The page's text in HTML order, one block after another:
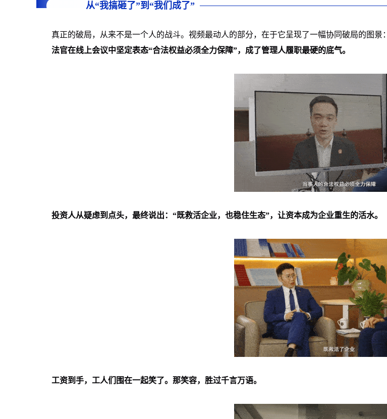
从“我搞砸了”到“我们成了”
真正的破局，从来不是一个人的战斗。视频最动人的部分，在于它呈现了一幅协同破局的图景：
法官在线上会议中坚定表态“合法权益必须全力保障”，成了管理人履职最硬的底气。
投资人从疑虑到点头，最终说出：“既救活企业，也稳住生态”，让资本成为企业重生的活水。
工资到手，工人们围在一起笑了。那笑容，胜过千言万语。